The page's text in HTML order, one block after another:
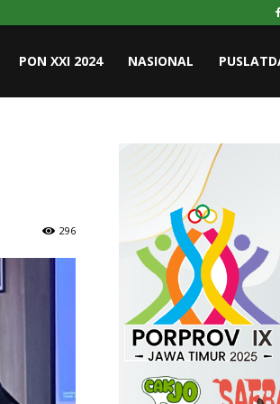
PON XXI 2024 NASIONAL
296